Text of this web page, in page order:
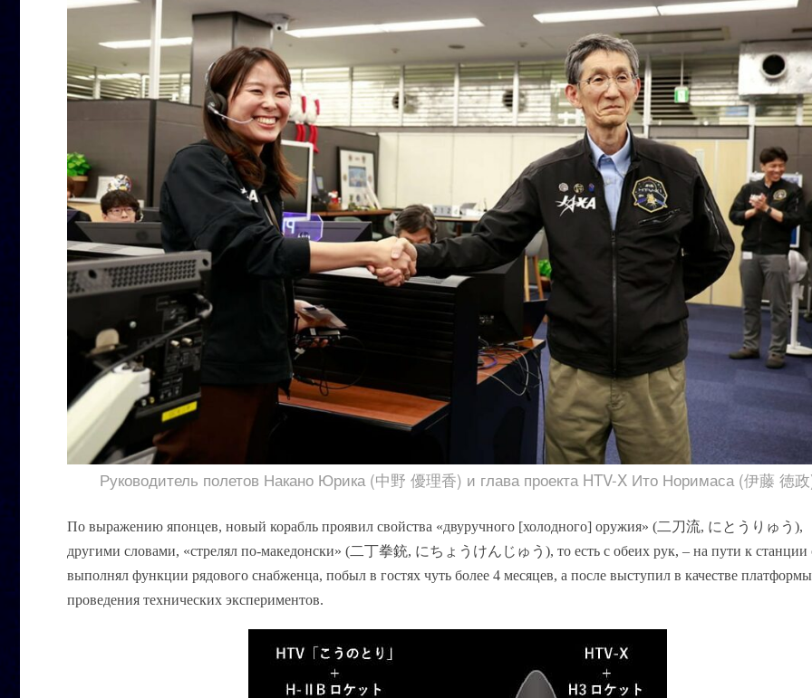
Руководитель полетов Накано Юрика (中野 優理香) и глава проекта HTV-X Ито Норимаса (伊藤 徳
По выражению японцев, новый корабль проявил свойства «двуручного [холодного] оружия» (二刀流, にとうりゅう ),
другими словами, «стрелял по-македонски» (二丁拳銃, にちょうけんじゅう ), то есть с обеих рук, – на пути к станции
выполнял функции рядового снабженца, побыл в гостях чуть более 4 месяцев, а после выступил в качестве
проведения технических экспериментов.